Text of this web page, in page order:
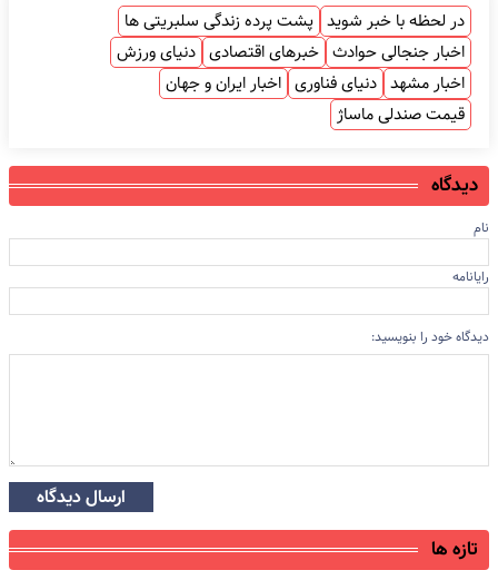
در لحظه با خبر شوید پشت پرده زندگی سلبریتی ها
اخبار جنجالی حوادث خبرهای اقتصادی دنیای ورزش
اخبار مشهد دنیای فناوری اخبار ایران و جهان
قیمت صندلی ماساژ
دیدگاه
نام
رایانامه
دیدگاه خود را بنویسید:
ارسال دیدگاه
تازه ها